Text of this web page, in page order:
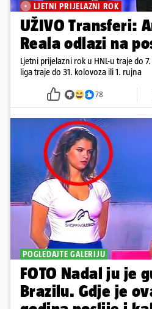
LJETNI PRIJELAZNI ROK
UŽIVO Transferi:
Reala odlazi na
Ljetni prijelazni rok u HNL-u traje do
liga traje do 31. kolovoza ili 1. rujna
78
POGLEDAJTE GALERIJU
FOTO Nadal ju je
Brazilu. Gdje je